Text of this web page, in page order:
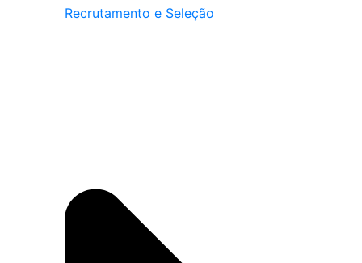
Recrutamento e Seleção